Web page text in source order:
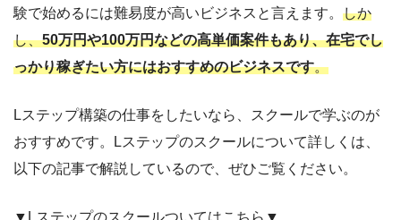
験で始めるには難易度が高いビジネスと言えます。 しか
し、50万円や100万円などの高単価案件もあり、在宅でし
っかり稼ぎたい方にはおすすめのビジネスです。
Lステップ構築の仕事をしたいなら、スクールで学ぶのが
おすすめです。Lステップのスクールについて詳しくは、
以下の記事で解説しているので、ぜひご覧ください。